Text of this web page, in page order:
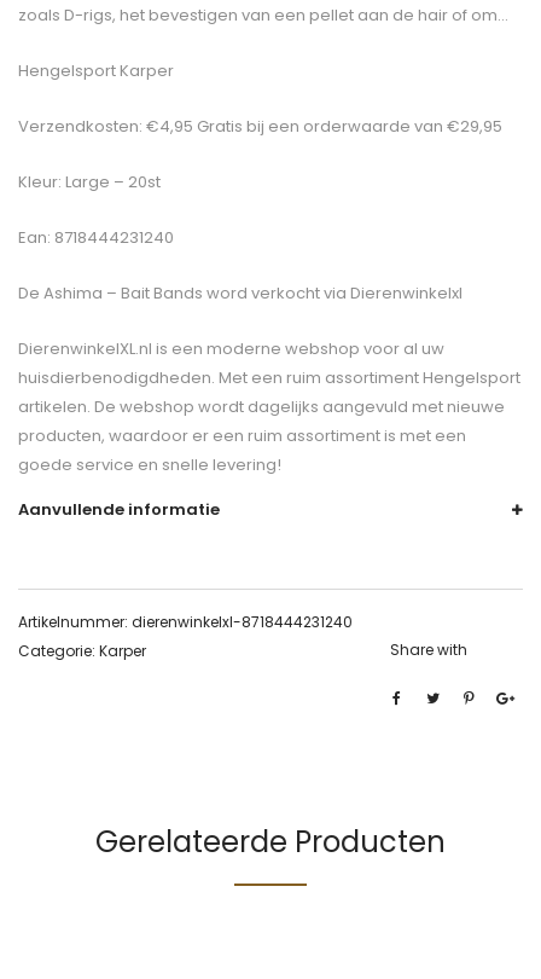
zoals D-rigs, het bevestigen van een pellet aan de hair of om…
Hengelsport Karper
Verzendkosten: €4,95 Gratis bij een orderwaarde van €29,95
Kleur: Large – 20st
Ean: 8718444231240
De Ashima – Bait Bands word verkocht via Dierenwinkelxl
DierenwinkelXL.nl is een moderne webshop voor al uw
huisdierbenodigdheden. Met een ruim assortiment Hengelsport
artikelen. De webshop wordt dagelijks aangevuld met nieuwe
producten, waardoor er een ruim assortiment is met een
goede service en snelle levering!
Aanvullende informatie
Artikelnummer: dierenwinkelxl-8718444231240
Categorie: Karper Share with
Gerelateerde Producten